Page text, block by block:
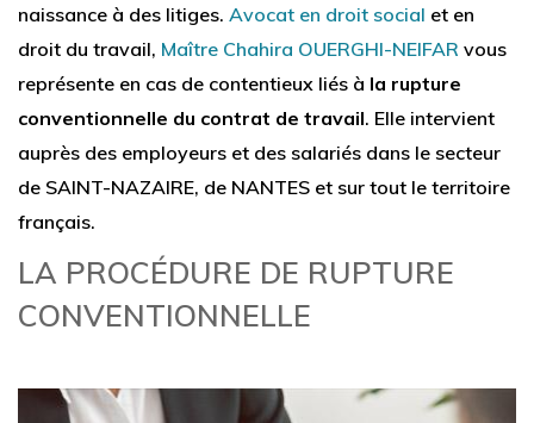
naissance à des litiges. Avocat en droit social et en
droit du travail, Maître Chahira OUERGHI-NEIFAR vous
représente en cas de contentieux liés à la rupture
conventionnelle du contrat de travail. Elle intervient
auprès des employeurs et des salariés dans le secteur
de SAINT-NAZAIRE, de NANTES et sur tout le territoire
français.
LA PROCÉDURE DE RUPTURE
CONVENTIONNELLE